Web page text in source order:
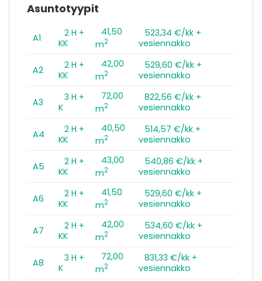
Asuntotyypit
A1
2 H +
KK
41,50
m2
523,34 €/kk +
vesiennakko
A2
2 H +
KK
42,00
m2
529,60 €/kk +
vesiennakko
A3
3 H +
K
72,00
m2
822,56 €/kk +
vesiennakko
A4
2 H +
KK
40,50
m2
514,57 €/kk +
vesiennakko
A5
2 H +
KK
43,00
m2
540,86 €/kk +
vesiennakko
A6
2 H +
KK
41,50
m2
529,60 €/kk +
vesiennakko
A7
2 H +
KK
42,00
m2
534,60 €/kk +
vesiennakko
A8
3 H +
K
72,00
m2
831,33 €/kk +
vesiennakko